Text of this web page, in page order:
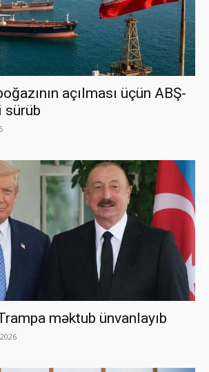
açılması üçün ABŞ-
sürüb
məktub ünvanlayıb